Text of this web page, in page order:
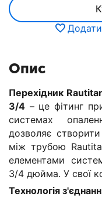
Опис
Перехідник
3/4 – це фітинг
системах
дозволяє
між трубою
елементами
3/4 дюйма. У свої
Технологія